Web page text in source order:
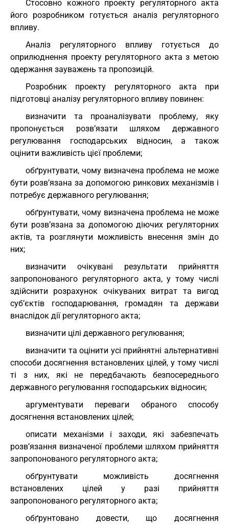
Стосовно кожного проекту регуляторного акта
його розробником готується аналіз регуляторного
впливу.
Аналіз регуляторного впливу готується до
оприлюднення проекту регуляторного акта з метою
одержання зауважень та пропозицій.
Розробник проекту регуляторного акта при
підготовці аналізу регуляторного впливу повинен:
визначити та проаналізувати проблему, яку
пропонується розв’язати шляхом державного
регулювання господарських відносин, а також
оцінити важливість цієї проблеми;
обґрунтувати, чому визначена проблема не може
бути розв’язана за допомогою ринкових механізмів і
потребує державного регулювання;
обґрунтувати, чому визначена проблема не може
бути розв’язана за допомогою діючих регуляторних
актів, та розглянути можливість внесення змін до
них;
визначити очікувані результати прийняття
запропонованого регуляторного акта, у тому числі
здійснити розрахунок очікуваних витрат та вигод
суб’єктів господарювання, громадян та держави
внаслідок дії регуляторного акта;
визначити цілі державного регулювання;
визначити та оцінити усі прийнятні альтернативні
способи досягнення встановлених цілей, у тому числі
ті з них, які не передбачають безпосереднього
державного регулювання господарських відносин;
аргументувати переваги обраного способу
досягнення встановлених цілей;
описати механізми і заходи, які забезпечать
розв’язання визначеної проблеми шляхом прийняття
запропонованого регуляторного акта;
обґрунтувати можливість досягнення
встановлених цілей у разі прийняття
запропонованого регуляторного акта;
обґрунтовано довести, що досягнення